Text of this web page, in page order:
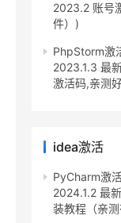
2023.2 账号
件）)
PhpStorm激
2023.1.3 最
激活码,亲测
idea激活
PyCharm激
2024.1.2 最
装教程（亲